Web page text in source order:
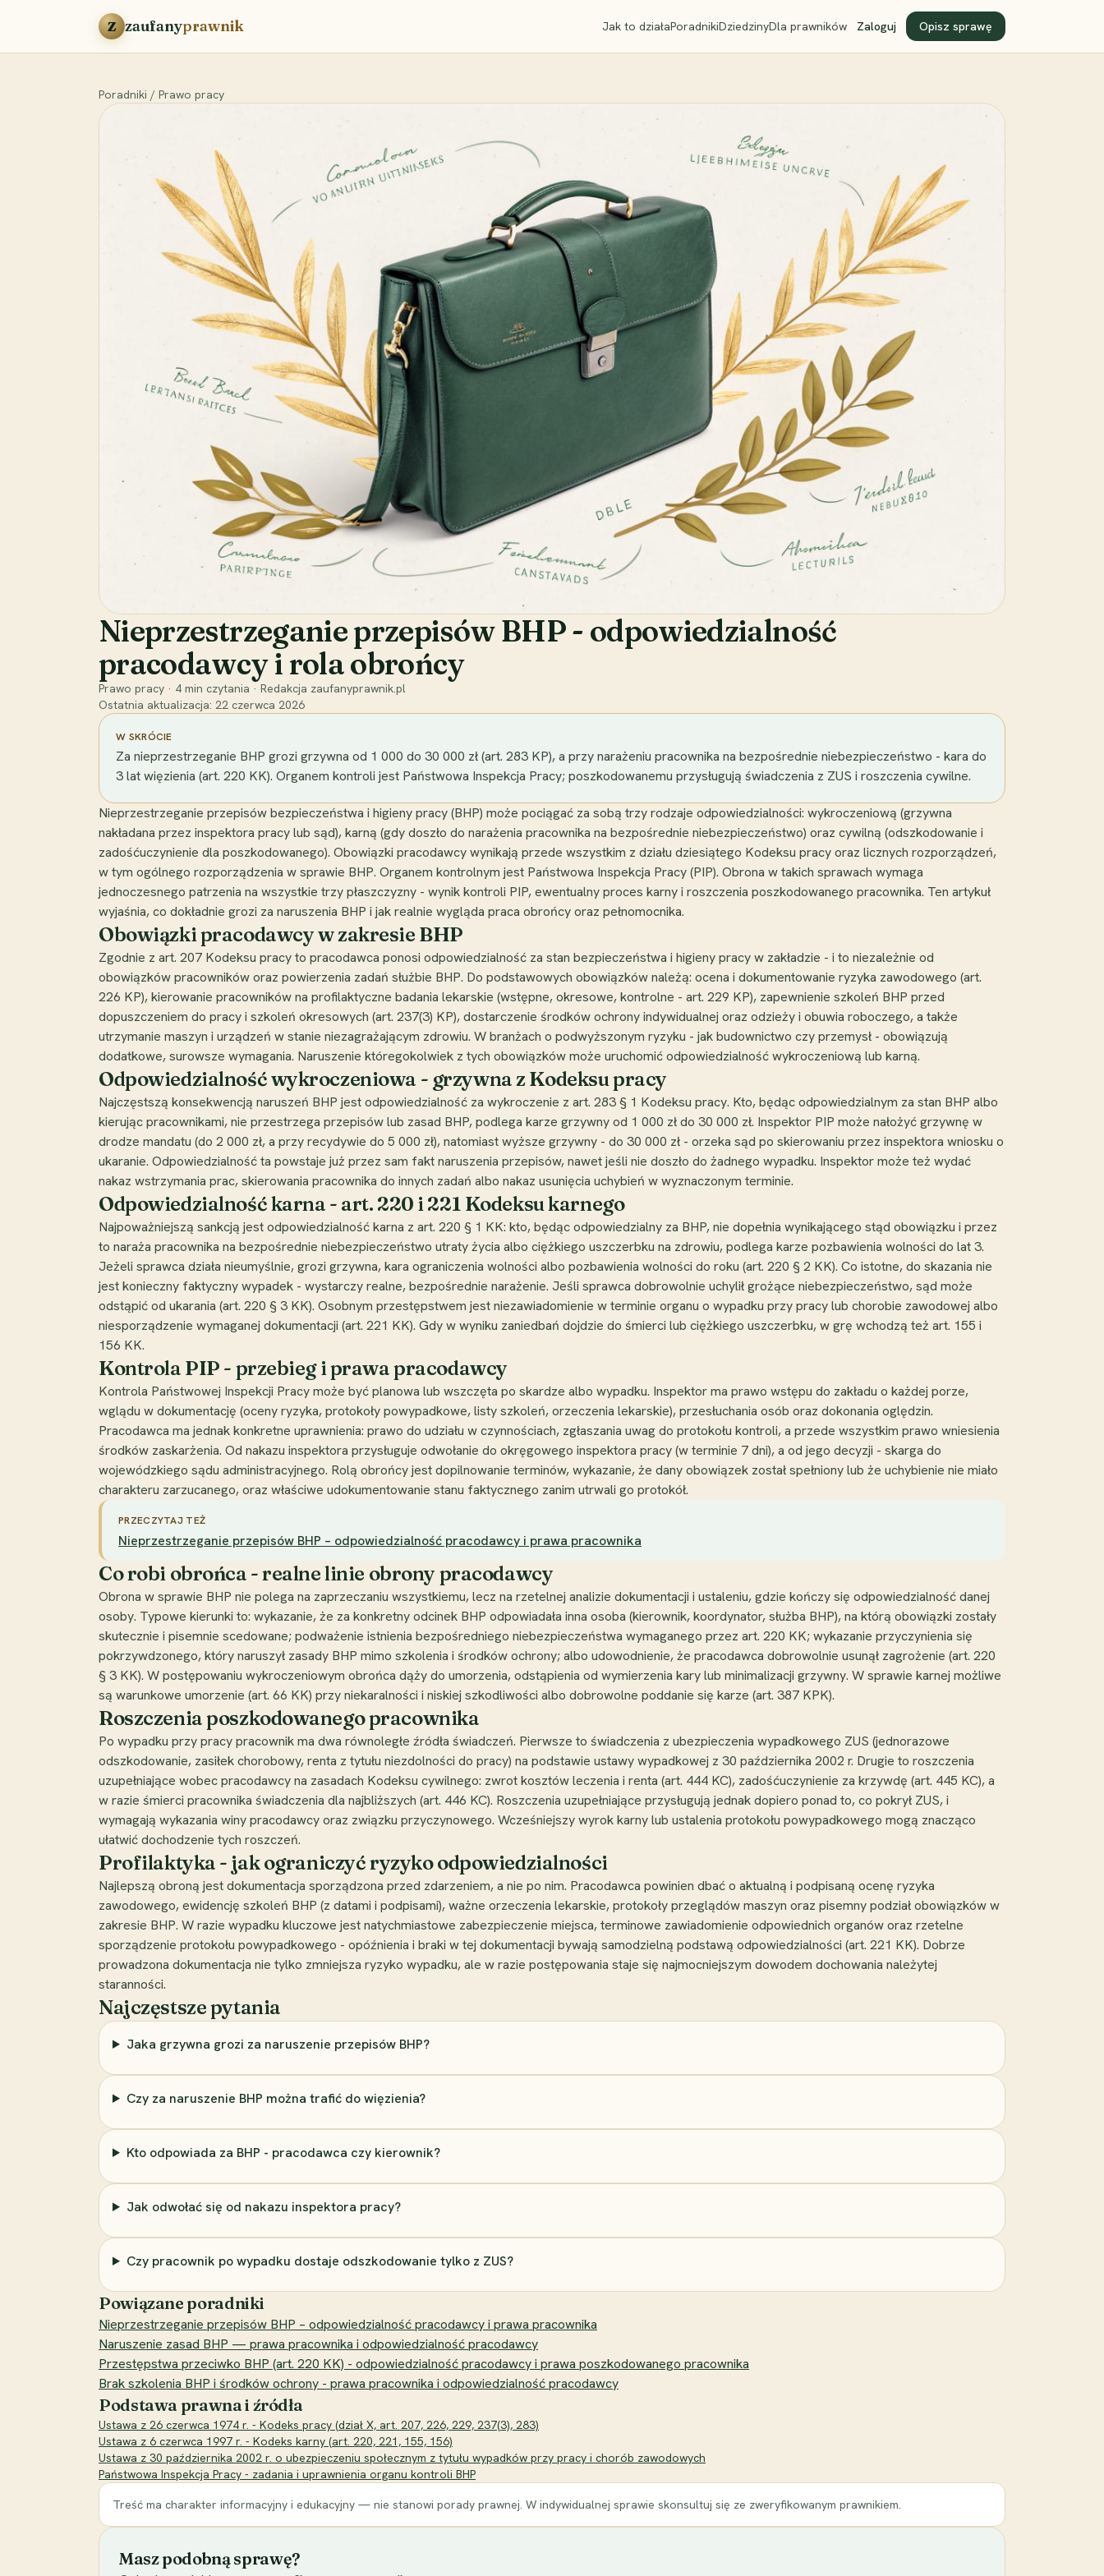
Przejdź do treści
Z zaufanyprawnik Jak to działaPoradnikiDziedzinyDla prawników Zaloguj Opisz sprawę
Poradniki / Prawo pracy
Nieprzestrzeganie przepisów BHP - odpowiedzialność
pracodawcy i rola obrońcy
Prawo pracy · 4 min czytania · Redakcja zaufanyprawnik.pl
Ostatnia aktualizacja: 22 czerwca 2026
W SKRÓCIE
Za nieprzestrzeganie BHP grozi grzywna od 1 000 do 30 000 zł (art. 283 KP), a przy narażeniu pracownika na bezpośrednie niebezpieczeństwo - kara do
3 lat więzienia (art. 220 KK). Organem kontroli jest Państwowa Inspekcja Pracy; poszkodowanemu przysługują świadczenia z ZUS i roszczenia cywilne.
Nieprzestrzeganie przepisów bezpieczeństwa i higieny pracy (BHP) może pociągać za sobą trzy rodzaje odpowiedzialności: wykroczeniową (grzywna
nakładana przez inspektora pracy lub sąd), karną (gdy doszło do narażenia pracownika na bezpośrednie niebezpieczeństwo) oraz cywilną (odszkodowanie i
zadośćuczynienie dla poszkodowanego). Obowiązki pracodawcy wynikają przede wszystkim z działu dziesiątego Kodeksu pracy oraz licznych rozporządzeń,
w tym ogólnego rozporządzenia w sprawie BHP. Organem kontrolnym jest Państwowa Inspekcja Pracy (PIP). Obrona w takich sprawach wymaga
jednoczesnego patrzenia na wszystkie trzy płaszczyzny - wynik kontroli PIP, ewentualny proces karny i roszczenia poszkodowanego pracownika. Ten artykuł
wyjaśnia, co dokładnie grozi za naruszenia BHP i jak realnie wygląda praca obrońcy oraz pełnomocnika.
Obowiązki pracodawcy w zakresie BHP
Zgodnie z art. 207 Kodeksu pracy to pracodawca ponosi odpowiedzialność za stan bezpieczeństwa i higieny pracy w zakładzie - i to niezależnie od
obowiązków pracowników oraz powierzenia zadań służbie BHP. Do podstawowych obowiązków należą: ocena i dokumentowanie ryzyka zawodowego (art.
226 KP), kierowanie pracowników na profilaktyczne badania lekarskie (wstępne, okresowe, kontrolne - art. 229 KP), zapewnienie szkoleń BHP przed
dopuszczeniem do pracy i szkoleń okresowych (art. 237(3) KP), dostarczenie środków ochrony indywidualnej oraz odzieży i obuwia roboczego, a także
utrzymanie maszyn i urządzeń w stanie niezagrażającym zdrowiu. W branżach o podwyższonym ryzyku - jak budownictwo czy przemysł - obowiązują
dodatkowe, surowsze wymagania. Naruszenie któregokolwiek z tych obowiązków może uruchomić odpowiedzialność wykroczeniową lub karną.
Odpowiedzialność wykroczeniowa - grzywna z Kodeksu pracy
Najczęstszą konsekwencją naruszeń BHP jest odpowiedzialność za wykroczenie z art. 283 § 1 Kodeksu pracy. Kto, będąc odpowiedzialnym za stan BHP albo
kierując pracownikami, nie przestrzega przepisów lub zasad BHP, podlega karze grzywny od 1 000 zł do 30 000 zł. Inspektor PIP może nałożyć grzywnę w
drodze mandatu (do 2 000 zł, a przy recydywie do 5 000 zł), natomiast wyższe grzywny - do 30 000 zł - orzeka sąd po skierowaniu przez inspektora wniosku o
ukaranie. Odpowiedzialność ta powstaje już przez sam fakt naruszenia przepisów, nawet jeśli nie doszło do żadnego wypadku. Inspektor może też wydać
nakaz wstrzymania prac, skierowania pracownika do innych zadań albo nakaz usunięcia uchybień w wyznaczonym terminie.
Odpowiedzialność karna - art. 220 i 221 Kodeksu karnego
Najpoważniejszą sankcją jest odpowiedzialność karna z art. 220 § 1 KK: kto, będąc odpowiedzialny za BHP, nie dopełnia wynikającego stąd obowiązku i przez
to naraża pracownika na bezpośrednie niebezpieczeństwo utraty życia albo ciężkiego uszczerbku na zdrowiu, podlega karze pozbawienia wolności do lat 3.
Jeżeli sprawca działa nieumyślnie, grozi grzywna, kara ograniczenia wolności albo pozbawienia wolności do roku (art. 220 § 2 KK). Co istotne, do skazania nie
jest konieczny faktyczny wypadek - wystarczy realne, bezpośrednie narażenie. Jeśli sprawca dobrowolnie uchylił grożące niebezpieczeństwo, sąd może
odstąpić od ukarania (art. 220 § 3 KK). Osobnym przestępstwem jest niezawiadomienie w terminie organu o wypadku przy pracy lub chorobie zawodowej albo
niesporządzenie wymaganej dokumentacji (art. 221 KK). Gdy w wyniku zaniedbań dojdzie do śmierci lub ciężkiego uszczerbku, w grę wchodzą też art. 155 i
156 KK.
Kontrola PIP - przebieg i prawa pracodawcy
Kontrola Państwowej Inspekcji Pracy może być planowa lub wszczęta po skardze albo wypadku. Inspektor ma prawo wstępu do zakładu o każdej porze,
wglądu w dokumentację (oceny ryzyka, protokoły powypadkowe, listy szkoleń, orzeczenia lekarskie), przesłuchania osób oraz dokonania oględzin.
Pracodawca ma jednak konkretne uprawnienia: prawo do udziału w czynnościach, zgłaszania uwag do protokołu kontroli, a przede wszystkim prawo wniesienia
środków zaskarżenia. Od nakazu inspektora przysługuje odwołanie do okręgowego inspektora pracy (w terminie 7 dni), a od jego decyzji - skarga do
wojewódzkiego sądu administracyjnego. Rolą obrońcy jest dopilnowanie terminów, wykazanie, że dany obowiązek został spełniony lub że uchybienie nie miało
charakteru zarzucanego, oraz właściwe udokumentowanie stanu faktycznego zanim utrwali go protokół.
PRZECZYTAJ TEŻ
Nieprzestrzeganie przepisów BHP – odpowiedzialność pracodawcy i prawa pracownika
Co robi obrońca - realne linie obrony pracodawcy
Obrona w sprawie BHP nie polega na zaprzeczaniu wszystkiemu, lecz na rzetelnej analizie dokumentacji i ustaleniu, gdzie kończy się odpowiedzialność danej
osoby. Typowe kierunki to: wykazanie, że za konkretny odcinek BHP odpowiadała inna osoba (kierownik, koordynator, służba BHP), na którą obowiązki zostały
skutecznie i pisemnie scedowane; podważenie istnienia bezpośredniego niebezpieczeństwa wymaganego przez art. 220 KK; wykazanie przyczynienia się
pokrzywdzonego, który naruszył zasady BHP mimo szkolenia i środków ochrony; albo udowodnienie, że pracodawca dobrowolnie usunął zagrożenie (art. 220
§ 3 KK). W postępowaniu wykroczeniowym obrońca dąży do umorzenia, odstąpienia od wymierzenia kary lub minimalizacji grzywny. W sprawie karnej możliwe
są warunkowe umorzenie (art. 66 KK) przy niekaralności i niskiej szkodliwości albo dobrowolne poddanie się karze (art. 387 KPK).
Roszczenia poszkodowanego pracownika
Po wypadku przy pracy pracownik ma dwa równoległe źródła świadczeń. Pierwsze to świadczenia z ubezpieczenia wypadkowego ZUS (jednorazowe
odszkodowanie, zasiłek chorobowy, renta z tytułu niezdolności do pracy) na podstawie ustawy wypadkowej z 30 października 2002 r. Drugie to roszczenia
uzupełniające wobec pracodawcy na zasadach Kodeksu cywilnego: zwrot kosztów leczenia i renta (art. 444 KC), zadośćuczynienie za krzywdę (art. 445 KC), a
w razie śmierci pracownika świadczenia dla najbliższych (art. 446 KC). Roszczenia uzupełniające przysługują jednak dopiero ponad to, co pokrył ZUS, i
wymagają wykazania winy pracodawcy oraz związku przyczynowego. Wcześniejszy wyrok karny lub ustalenia protokołu powypadkowego mogą znacząco
ułatwić dochodzenie tych roszczeń.
Profilaktyka - jak ograniczyć ryzyko odpowiedzialności
Najlepszą obroną jest dokumentacja sporządzona przed zdarzeniem, a nie po nim. Pracodawca powinien dbać o aktualną i podpisaną ocenę ryzyka
zawodowego, ewidencję szkoleń BHP (z datami i podpisami), ważne orzeczenia lekarskie, protokoły przeglądów maszyn oraz pisemny podział obowiązków w
zakresie BHP. W razie wypadku kluczowe jest natychmiastowe zabezpieczenie miejsca, terminowe zawiadomienie odpowiednich organów oraz rzetelne
sporządzenie protokołu powypadkowego - opóźnienia i braki w tej dokumentacji bywają samodzielną podstawą odpowiedzialności (art. 221 KK). Dobrze
prowadzona dokumentacja nie tylko zmniejsza ryzyko wypadku, ale w razie postępowania staje się najmocniejszym dowodem dochowania należytej
staranności.
Najczęstsze pytania
Jaka grzywna grozi za naruszenie przepisów BHP?
Czy za naruszenie BHP można trafić do więzienia?
Kto odpowiada za BHP - pracodawca czy kierownik?
Jak odwołać się od nakazu inspektora pracy?
Czy pracownik po wypadku dostaje odszkodowanie tylko z ZUS?
Powiązane poradniki
Nieprzestrzeganie przepisów BHP – odpowiedzialność pracodawcy i prawa pracownika
Naruszenie zasad BHP — prawa pracownika i odpowiedzialność pracodawcy
Przestępstwa przeciwko BHP (art. 220 KK) - odpowiedzialność pracodawcy i prawa poszkodowanego pracownika
Brak szkolenia BHP i środków ochrony - prawa pracownika i odpowiedzialność pracodawcy
Podstawa prawna i źródła
Ustawa z 26 czerwca 1974 r. - Kodeks pracy (dział X, art. 207, 226, 229, 237(3), 283)
Ustawa z 6 czerwca 1997 r. - Kodeks karny (art. 220, 221, 155, 156)
Ustawa z 30 października 2002 r. o ubezpieczeniu społecznym z tytułu wypadków przy pracy i chorób zawodowych
Państwowa Inspekcja Pracy - zadania i uprawnienia organu kontroli BHP
Treść ma charakter informacyjny i edukacyjny — nie stanowi porady prawnej. W indywidualnej sprawie skonsultuj się ze zweryfikowanym prawnikiem.
Masz podobną sprawę?